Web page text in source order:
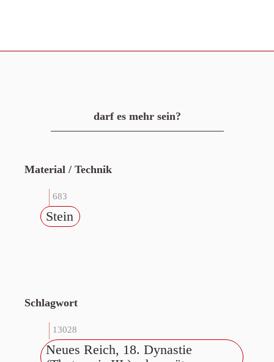
darf es mehr sein?
Material / Technik
683
Stein
Schlagwort
13028
Neues Reich, 18. Dynastie